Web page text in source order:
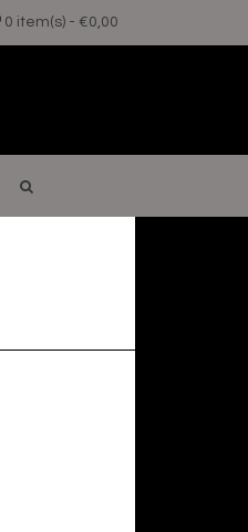
0 item(s) - €0,00